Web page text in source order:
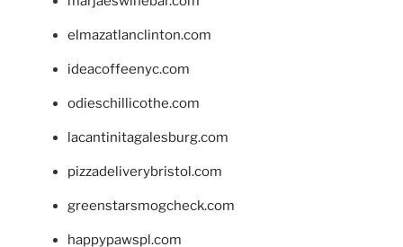
elmazatlanclinton.com
ideacoffeenyc.com
odieschillicothe.com
lacantinitagalesburg.com
pizzadeliverybristol.com
greenstarsmogcheck.com
happypawspl.com